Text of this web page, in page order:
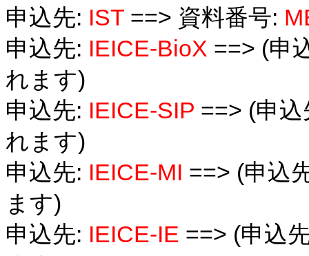
申込先: IST ==> 資料番号:
申込先: IEICE-BioX ==> (申
れます)
申込先: IEICE-SIP ==> (申
れます)
申込先: IEICE-MI ==> (申込
ます)
申込先: IEICE-IE ==> (申込